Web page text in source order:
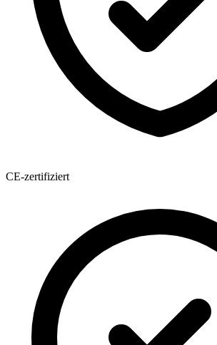
CE-zertifiziert